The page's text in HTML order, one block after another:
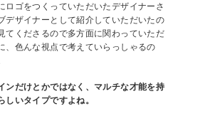
ロゴをつくっていただいたデザイナーさ
デザイナーとして紹介していただいたの
てくださるので多方面に関わっていただ
、色んな視点で考えていらっしゃるの
ンだけとかではなく、マルチな才能を持
しいタイプですよね。